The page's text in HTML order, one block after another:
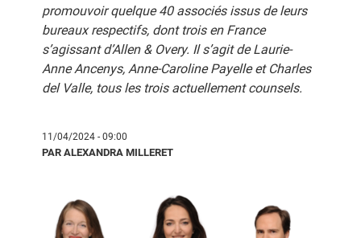
promouvoir quelque 40 associés issus de leurs
bureaux respectifs, dont trois en France
s’agissant d’Allen & Overy. Il s’agit de Laurie-
Anne Ancenys, Anne-Caroline Payelle et Charles
del Valle, tous les trois actuellement counsels.
11/04/2024 - 09:00
PAR ALEXANDRA MILLERET